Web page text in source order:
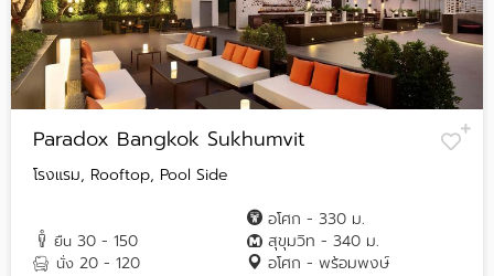
Paradox Bangkok Sukhumvit
โรงแรม, Rooftop, Pool Side
ยืน 30 - 150
นั่ง 20 - 120
อโศก - 330 ม.
สุขุมวิท - 340 ม.
อโศก - พร้อมพงษ์